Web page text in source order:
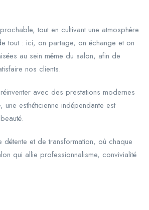
tout en cultivant une atmosphère
tout : ici, on partage, on échange et on
au sein même du salon, afin de
nos clients.
avec des prestations modernes
esthéticienne indépendante est
détente et de transformation, où chaque
qui allie professionnalisme, convivialité